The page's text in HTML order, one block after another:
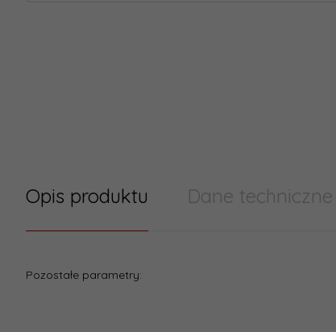
Opis produktu Dane techniczne
Pozostałe parametry: